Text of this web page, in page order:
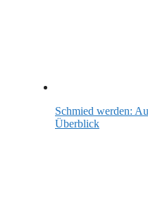
Schmied werden:
Überblick